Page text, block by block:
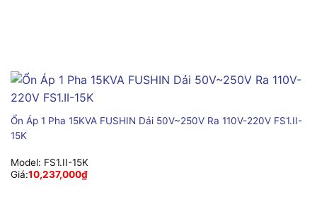
Ổn Áp 1 Pha 15KVA FUSHIN Dải 50V~250V Ra 110V-220V FS1.II-
15K
Model: FS1.II-15K
Giá:10,237,000₫